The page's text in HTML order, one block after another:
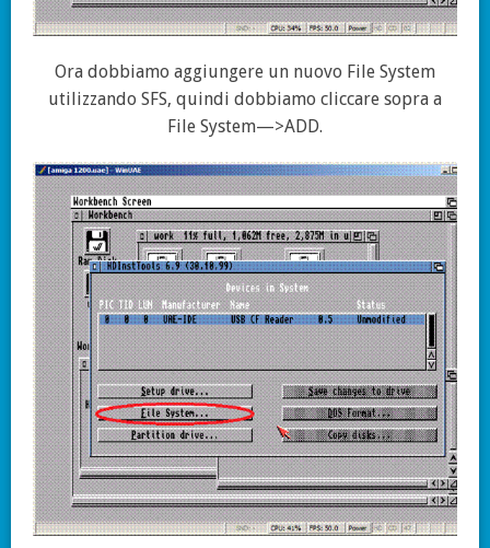
Ora dobbiamo aggiungere un nuovo File System
utilizzando SFS, quindi dobbiamo cliccare sopra a
File System—>ADD.